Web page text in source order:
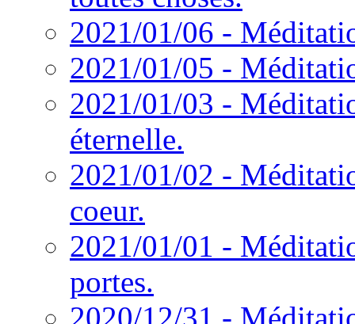
2021/01/06 -
2021/01/05 -
2021/01/03 -
éternelle.
2021/01/02 -
coeur.
2021/01/01 -
portes.
2020/12/31 -